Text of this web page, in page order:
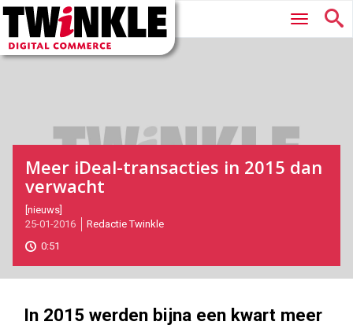
Twinkle
Digital
Commerce
Hoofdmenu
Meer iDeal-transacties in 2015 dan
verwacht
2016-
01-
25T14:52:00
2017-
05-
[nieuws]
25-01-2016
Redactie Twinkle
0:51
In 2015 werden bijna een kwart meer